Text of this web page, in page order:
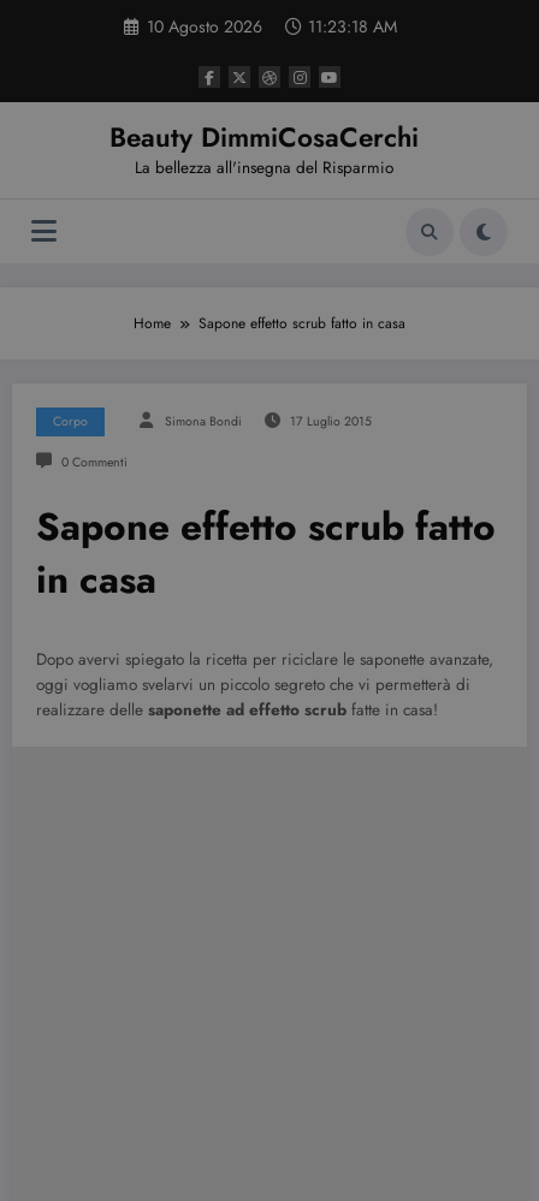
10 Agosto 2026 11:23:19 AM
Beauty DimmiCosaCerchi
La bellezza all'insegna del Risparmio
Home Sapone effetto scrub fatto in casa
Corpo Simona Bondi 17 Luglio 2015
0 Commenti
Sapone effetto scrub fatto
in casa
Dopo avervi spiegato la ricetta per riciclare le saponette avanzate,
oggi vogliamo svelarvi un piccolo segreto che vi permetterà di
realizzare delle saponette ad effetto scrub fatte in casa!